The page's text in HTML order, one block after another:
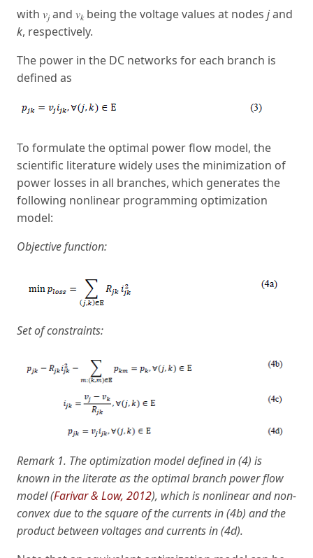
with 𝑣𝑗and 𝑣𝑘 being the voltage values at nodes jand
k, respectively.
The power in the DC networks for each branch is
defined as
To formulate the optimal power flow model, the
scientific literature widely uses the minimization of
power losses in all branches, which generates the
following nonlinear programming optimization
model:
Objective function:
Set of constraints:
Remark 1. The optimization model defined in (4) is
known in the literate as the optimal branch power flow
model (Farivar & Low, 2012), which is nonlinear and non-
convex due to the square of the currents in (4b) and the
product between voltages and currents in (4d).